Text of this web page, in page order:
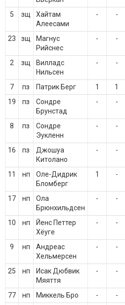
5 зщ
Хайтам
Алеесами
- -
23 зщ
Магнус
Рийснес
- -
2 зщ
Вилладс
Нильсен
- -
7 пз Патрик Берг 1 1
19
пз
Сондре
Брунстад
- -
8 пз
Сондре
Эукленн
- -
16 пз
Джошуа
Китолано
- -
11 нп
Оле-Дидрик
Бломберг
1 -
17 нп
Ола
Брюнхильдсен
- -
10 нп
Йенс Петтер
Хёуге
- -
9 нп
Андреас
Хельмерсен
- -
25 нп
Исак Дюбвик
Мяяття
- -
77 нп Миккель Бро - -